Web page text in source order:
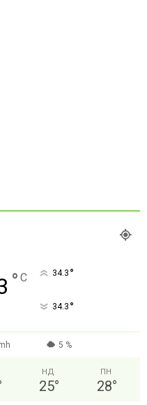
° C 34.3 °
34.3 °
5 %
НД
25°
ПН
28°